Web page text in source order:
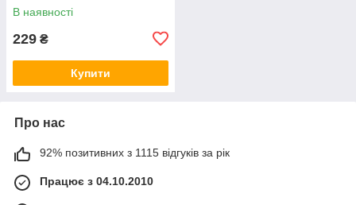
В наявності
229 ₴
Купити
Про нас
92% позитивних з 1115 відгуків за рік
Працює з 04.10.2010